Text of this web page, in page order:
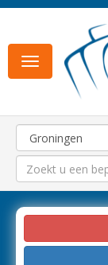
Toggle
navigation